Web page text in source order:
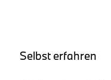
Selbst erfahren